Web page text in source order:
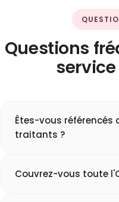
Questions
Êtes-vous référencés
traitants ?
Couvrez-vous toute